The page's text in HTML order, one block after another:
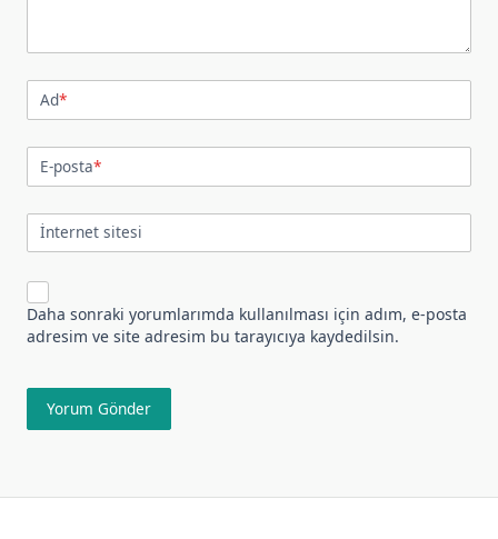
Ad*
E-posta*
İnternet sitesi
Daha sonraki yorumlarımda kullanılması için adım, e-posta
adresim ve site adresim bu tarayıcıya kaydedilsin.